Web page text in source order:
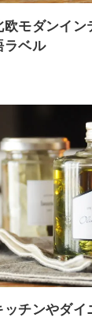
欧モダンイ
ラベル
ッチンやダ